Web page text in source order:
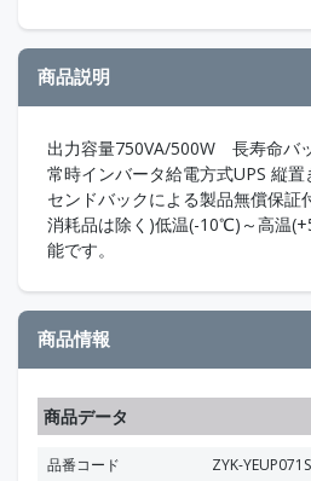
商品説明
出力容量750VA/500W 長寿命バ
常時インバータ給電方式UPS 縦
センドバックによる製品無償保証
消耗品は除く)低温(-10℃)～高温
能です。
商品情報
商品データ
品番コード
ZYK-